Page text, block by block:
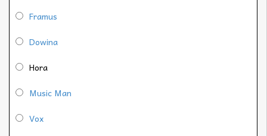
Framus
Dowina
Hora
Music Man
Vox